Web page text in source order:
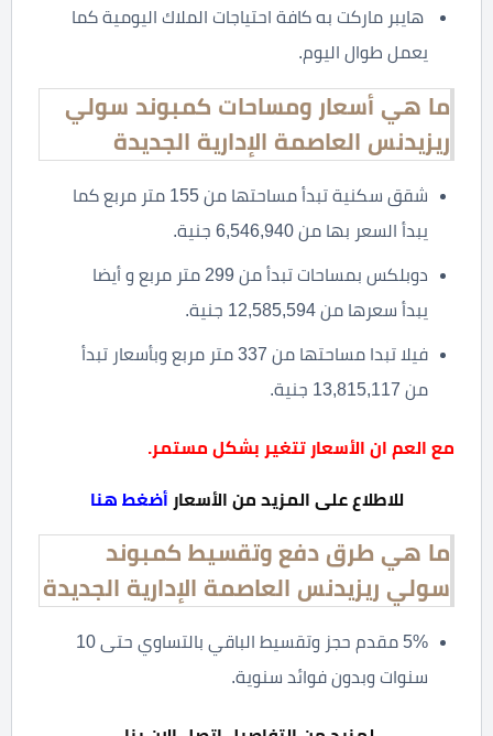
هايبر ماركت به كافة احتياجات الملاك اليومية كما
يعمل طوال اليوم.
ما هي أسعار ومساحات كمبوند سولي
ريزيدنس العاصمة الإدارية الجديدة
شقق سكنية تبدأ مساحتها من 155 متر مربع كما
يبدأ السعر بها من 6,546,940 جنية.
دوبلكس بمساحات تبدأ من 299 متر مربع و أيضا
يبدأ سعرها من 12,585,594 جنية.
فيلا تبدا مساحتها من 337 متر مربع وبأسعار تبدأ
من 13,815,117 جنية.
مع العم ان الأسعار تتغير بشكل مستمر.
للاطلاع على المزيد من الأسعار أضغط هنا
ما هي طرق دفع وتقسيط كمبوند
سولي ريزيدنس العاصمة الإدارية الجديدة
5% مقدم حجز وتقسيط الباقي بالتساوي حتى 10
سنوات وبدون فوائد سنوية.